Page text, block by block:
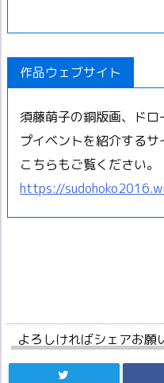
作品ウェブサイト
須藤萌子の銅版画、ド
プイベントを紹介するサ
こちらもご覧ください。
https://
よろしければシェアお願